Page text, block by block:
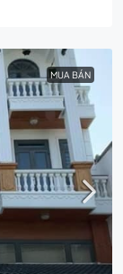
MUA BÁN